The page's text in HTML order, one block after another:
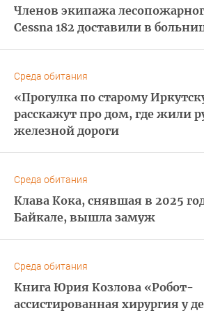
Членов экипажа
Cessna 182 доставили в
Среда обитания
«Прогулка по старому
расскажут про дом, где жили
железной дороги
Среда обитания
Клава Кока, снявшая в 2025
Байкале, вышла замуж
Среда обитания
Книга Юрия Козлова «Робот-
ассистированная хирургия у